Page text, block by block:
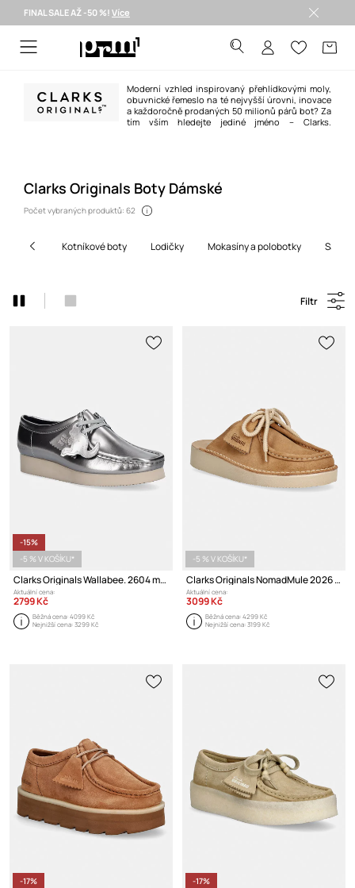
FINAL SALE AŽ -50 %! Více
Moderní vzhled inspirovaný přehlídkovými moly,
obuvnické řemeslo na té nejvyšší úrovni, inovace
a každoročně prodaných 50 milionů párů bot? Za
tím vším hledejte jediné jméno – Clarks.
Clarks Originals Boty Dámské
Počet vybraných produktů: 62
kotníkové boty lodičky mokasíny a polobotky
Filtr
-15%
-5 % V KOŠÍKU*
Clarks Originals Wallabee. 2604 mokasíny dámské kožené
Aktuální cena:
2799 Kč
Běžná cena:4099 Kč
Nejnižší cena:3299 Kč
-5 % V KOŠÍKU*
Clarks Originals NomadMule 2026 pantofle dámské semišové
Aktuální cena:
3099 Kč
Běžná cena:4299 Kč
Nejnižší cena:3199 Kč
-17%
-17%